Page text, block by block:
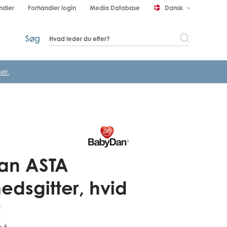
Forhandler login Media Database Dansk keyboard_arrow_down
Søg
ASTA
hvid